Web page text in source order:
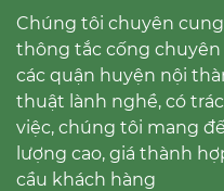
Chúng tôi chuyên
thông tắc cống
các quận huyện nội
thuật lành nghề, có
việc, chúng tôi mang
lượng cao, giá thành
cầu khách hàng